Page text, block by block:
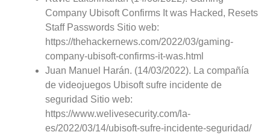
Company Ubisoft Confirms It was Hacked, Resets
Staff Passwords Sitio web:
https://thehackernews.com/2022/03/gaming-
company-ubisoft-confirms-it-was.html
Juan Manuel Harán. (14/03/2022). La compañía
de videojuegos Ubisoft sufre incidente de
seguridad Sitio web:
https://www.welivesecurity.com/la-
es/2022/03/14/ubisoft-sufre-incidente-seguridad/